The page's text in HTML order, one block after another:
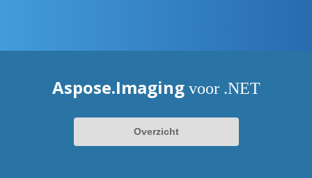
Aspose.Imaging voor .NET
Overzicht